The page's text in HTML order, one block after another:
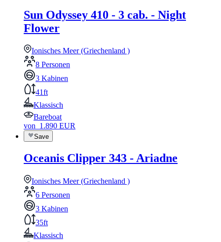
Sun Odyssey 410 - 3 cab. - Night
Flower
Ionisches Meer (Griechenland )
8 Personen
3 Kabinen
41ft
Klassisch
Bareboat
von 1.890 EUR
Save
Oceanis Clipper 343 - Ariadne
Ionisches Meer (Griechenland )
6 Personen
3 Kabinen
35ft
Klassisch